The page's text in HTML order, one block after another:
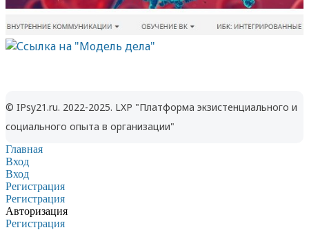
© IPsy21.ru. 2022-2025. LXP "Платформа экзистенциального и
социального опыта в организации"
Главная
Вход
Вход
Регистрация
Регистрация
Авторизация
Регистрация